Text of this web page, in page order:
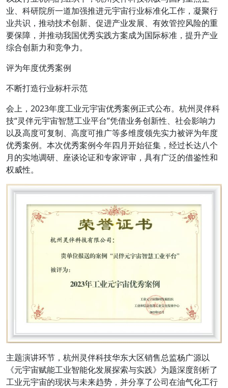
业、科研院所一道加强推进元宇宙行业标准化工作，凝聚行
业共识，推动技术创新、促进产业发展、有效管控风险的重
要保障，并推动我国优秀实践方案成为国际标准，提升产业
综合创新力和竞争力。
评为年度优秀案例
不断打造行业标杆示范
会上，2023年度工业元宇宙优秀案例正式公布。杭州灵伴科
技“灵伴元宇宙智慧工业平台”凭借业务创新性、社会影响力
以及高度可复制、高度可推广等多维度领先实力被评为年度
优秀案例。本次优秀案例今年四月开始征集，经过长达八个
月的实地调研、座谈论证和专家评审，具有广泛的借鉴性和
权威性。
主题演讲环节，杭州灵伴科技华东大区销售总监杨广源以
《元宇宙赋能工业智能化发展探索与实践》为题深度剖析了
工业元宇宙的现状与未来趋势，并分享了公司在油气化工行